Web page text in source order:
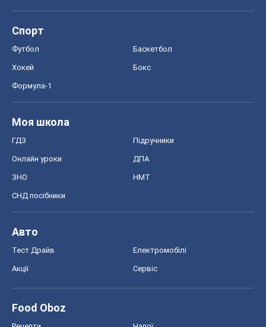
Спорт
Футбол Баскетбол
Хокей Бокс
Формула-1
Моя школа
ГДЗ Підручники
Онлайн уроки ДПА
ЗНО НМТ
СНД посібники
Авто
Тест Драйв Електромобілі
Акції Сервіс
Food Oboz